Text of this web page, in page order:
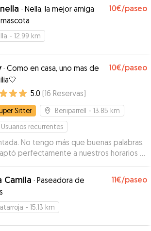
· Nella, la mejor amiga
10€/paseo
- 12.99 km
· Como en casa, uno mas de
10€/paseo
5.0 (16 Reservas)
Sitter Beniparrell - 13.85 km
Usuarios recurrentes
No tengo más que buenas palabras.
perfectamente a nuestros horarios y
fotos para que viéramos cómo
La recomiendo sin ninguna duda. ”
Camila · Paseadora de
11€/paseo
- 15.13 km